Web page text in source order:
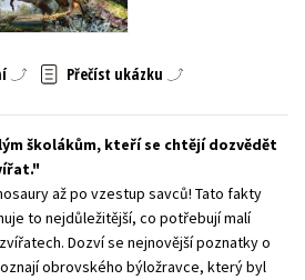
literatura
Všechny titulyPřečíst ukázku
školákům, kteří se chtějí dozvědět
až po vzestup savců! Tato fakty
to nejdůležitější, co potřebují malí
Dozví se nejnovější poznatky o
obrovského býložravce, který byl